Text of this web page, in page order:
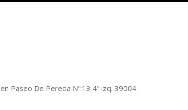
Paseo De Pereda Nº:13 4º izq. 39004